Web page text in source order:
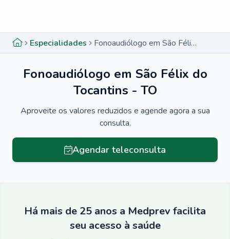
Especialidades Fonoaudiólogo em São Félix do Tocantins - TO
Fonoaudiólogo em São Félix do
Tocantins - TO
Aproveite os valores reduzidos e agende agora a sua
consulta.
Agendar teleconsulta
Há mais de 25 anos a Medprev facilita
seu acesso à saúde